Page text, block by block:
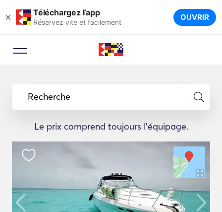
× Téléchargez l’app
Réservez vite et facilement OUVRIR
Recherche
Le prix comprend toujours l'équipage.